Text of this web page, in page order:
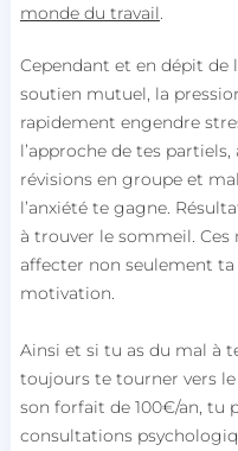
monde du travail
Cependant et en dépit de
soutien mutuel, la
rapidement engendre
l’approche de tes
révisions en groupe et
l’anxiété te gagne.
à trouver le sommeil.
affecter non seulement
motivation.
Ainsi et si tu as du mal à
toujours te tourner vers le
son forfait de 100€/an, tu
consultations